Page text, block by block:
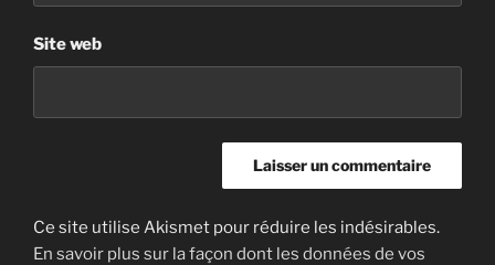
Site web
Ce site utilise Akismet pour réduire les indésirables.
En savoir plus sur la façon dont les données de vos